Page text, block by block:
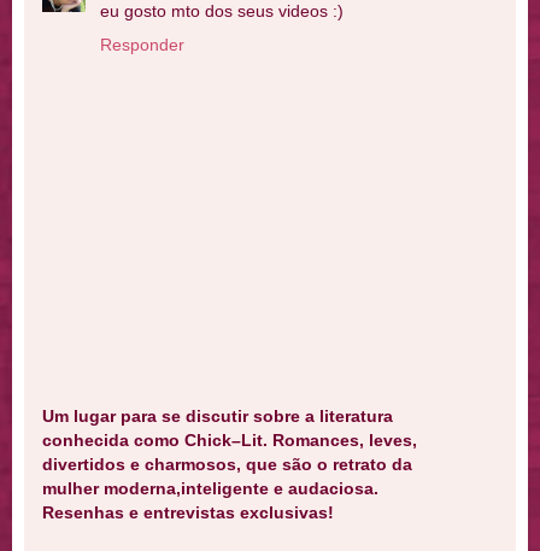
eu gosto mto dos seus videos :)
Responder
Um lugar para se discutir sobre a literatura
conhecida como Chick–Lit. Romances, leves,
divertidos e charmosos, que são o retrato da
mulher moderna,inteligente e audaciosa.
Resenhas e entrevistas exclusivas!